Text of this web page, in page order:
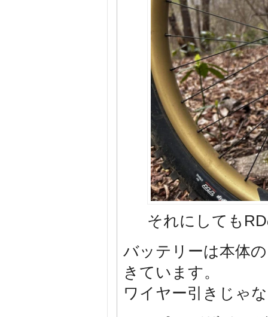
それにしても
バッテリーは本体
きています。
ワイヤー引きじゃ